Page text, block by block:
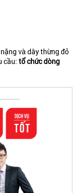
và dây thừng đỏ
cầu: tổ chức dòng